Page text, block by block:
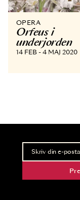
OPERA
Orfeus i
underjorden
14 FEB - 4 MAJ 2020
Nyhetsbrev
Ta del av